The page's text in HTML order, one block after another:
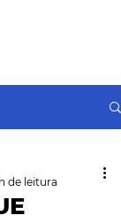
de leitura